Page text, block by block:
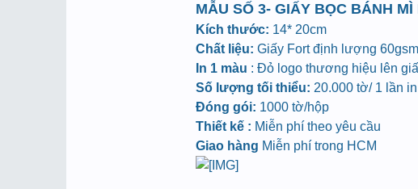
MẪU SỐ 3- GIẤY BỌC BÁNH MÌ
Kích thước: 14* 20cm
Chất liệu: Giấy Fort định lượng 60gsm
In 1 màu : Đỏ logo thương hiệu lên
Số lượng tối thiểu: 20.000 tờ/ 1 lần in
Đóng gói: 1000 tờ/hộp
Thiết kế : Miễn phí theo yêu cầu
Giao hàng Miễn phí trong HCM